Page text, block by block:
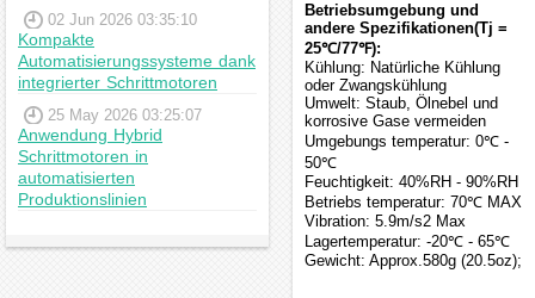
02 Jun 2026 03:35:10
Kompakte
Automatisierungssysteme dank
integrierter Schrittmotoren
25 May 2026 03:25:07
Anwendung Hybrid
Schrittmotoren in
automatisierten
Produktionslinien
Betriebsumgebung und
andere Spezifikationen(Tj =
25℃/77℉):
Kühlung: Natürliche Kühlung
oder Zwangskühlung
Umwelt: Staub, Ölnebel und
korrosive Gase vermeiden
Umgebungs temperatur: 0℃ -
50℃
Feuchtigkeit: 40%RH - 90%RH
Betriebs temperatur: 70℃ MAX
Vibration: 5.9m/s2 Max
Lagertemperatur: -20℃ - 65℃
Gewicht: Approx.580g (20.5oz);